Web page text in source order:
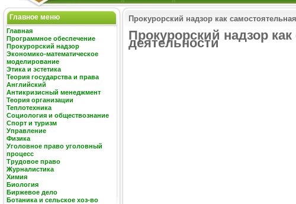
Главное меню
Главная
Программное обеспечение
Прокурорский надзор
Экономико-математическое
моделирование
Этика и эстетика
Теория государства и права
Английский
Антикризисный менеджмент
Теория организации
Теплотехника
Социология и обществознание
Спорт и туризм
Управление
Физика
Уголовное право уголовный
процесс
Трудовое право
Журналистика
Химия
Биология
Биржевое дело
Ботаника и сельское хоз-во
Прокурорский надзор как
Прокурорский надзор
деятельности